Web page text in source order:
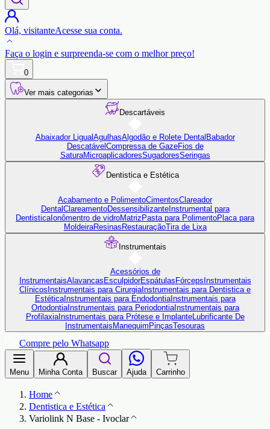
Olá, visitanteAcesse sua conta.
Faça o login e surpreenda-se com o melhor preço!
0
Ver mais categorias
Descartáveis
Abaixador Ligual AgulhasAlgodão e Rolete Dental Babador
Descatável Compressa de GazeFios de
SaturaMicroaplicadoresSugadoresSeringas
Dentistica e Estética
Acabamento e PolimentoCimentosClareador
Dental ClareamentoDessensibilizanteInstrumental para
Dentistica Ionômentro de vidroMatriz Pasta para PolimentoPlaca para
MoldeiraResinas RestauraçãoTira de Lixa
Instrumentais
Acessórios de
InstrumentaisAlavancas EsculpidorEspátulas Fórceps Instrumentais
Clínicos Instrumentais para Cirurgia Instrumentais para Dentistica e
EstéticaInstrumentais para EndodontiaInstrumentais para
OrtodontiaInstrumentais para PeriodontiaInstrumentais para
ProfilaxiaInstrumentais para Prótese e ImplanteLubrificante De
Instrumentais Manequim PinçasTesouras
Compre pelo Whatsapp
Menu Minha Conta Buscar Ajuda Carrinho
Home
Dentistica e Estética
Variolink N Base - Ivoclar